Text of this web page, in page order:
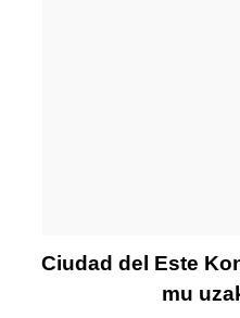
Ciudad del Este
mu